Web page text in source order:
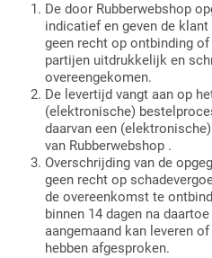
De door Rubberwebshop
indicatief en geven de
geen recht op ontbinding
partijen uitdrukkelijk en
overeengekomen.
De levertijd vangt aan op
(elektronische)
daarvan een
van Rubberwebshop .
Overschrijding van de
geen recht op
de overeenkomst te
binnen 14 dagen na
aangemaand kan leveren
hebben afgesproken.